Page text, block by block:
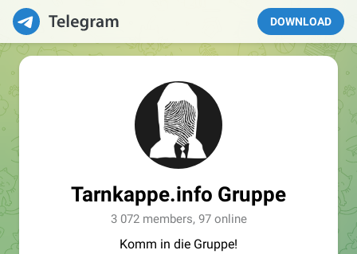
DOWNLOAD
Tarnkappe.info Gruppe
3 072 members, 97 online
Komm in die Gruppe!